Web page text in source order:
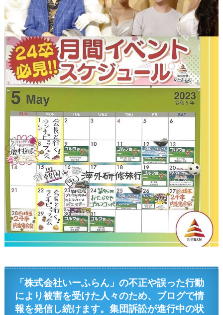
「株式会社いーふらん」の不正や誤った行動
により被害を受けた人々のため、ブログで情
報を発信し続けます。集団訴訟が進行中の状